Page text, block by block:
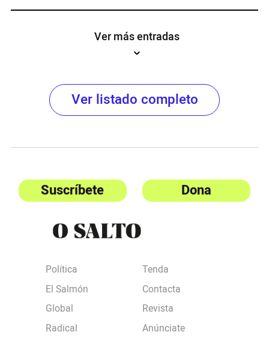
Ver más entradas
Ver listado completo
Suscríbete Dona
Política
El Salmón
Global
Radical
Tenda
Contacta
Revista
Anúnciate